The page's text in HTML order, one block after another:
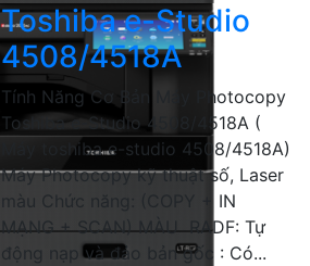
Toshiba e-Studio
4508/4518A
Tính Năng Cơ Bản Máy Photocopy
Toshiba e-Studio 4508/4518A (
Máy toshiba e-studio 4508/4518A)
Máy Photocopy kỹ thuật số, Laser
màu Chức năng: (COPY + IN
MẠNG + SCAN) MÀU RADF: Tự
động nạp và đảo bản gốc : Có...